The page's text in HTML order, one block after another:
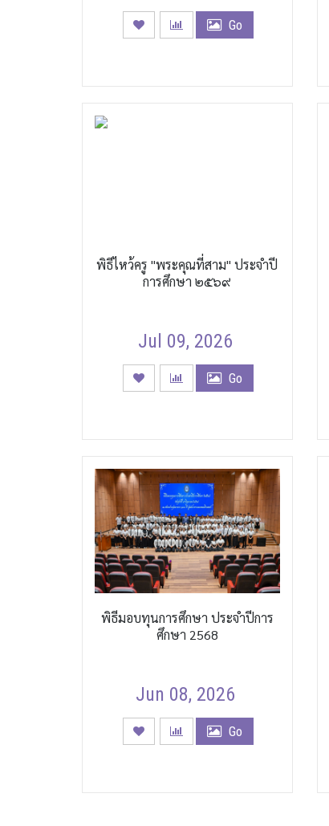
Go
พิธีไหว้ครู "พระคุณที่สาม" ประจำปี
การศึกษา ๒๕๖๙
Jul 09, 2026
Go
พิธีมอบทุนการศึกษา ประจำปีการ
ศึกษา 2568
Jun 08, 2026
Go